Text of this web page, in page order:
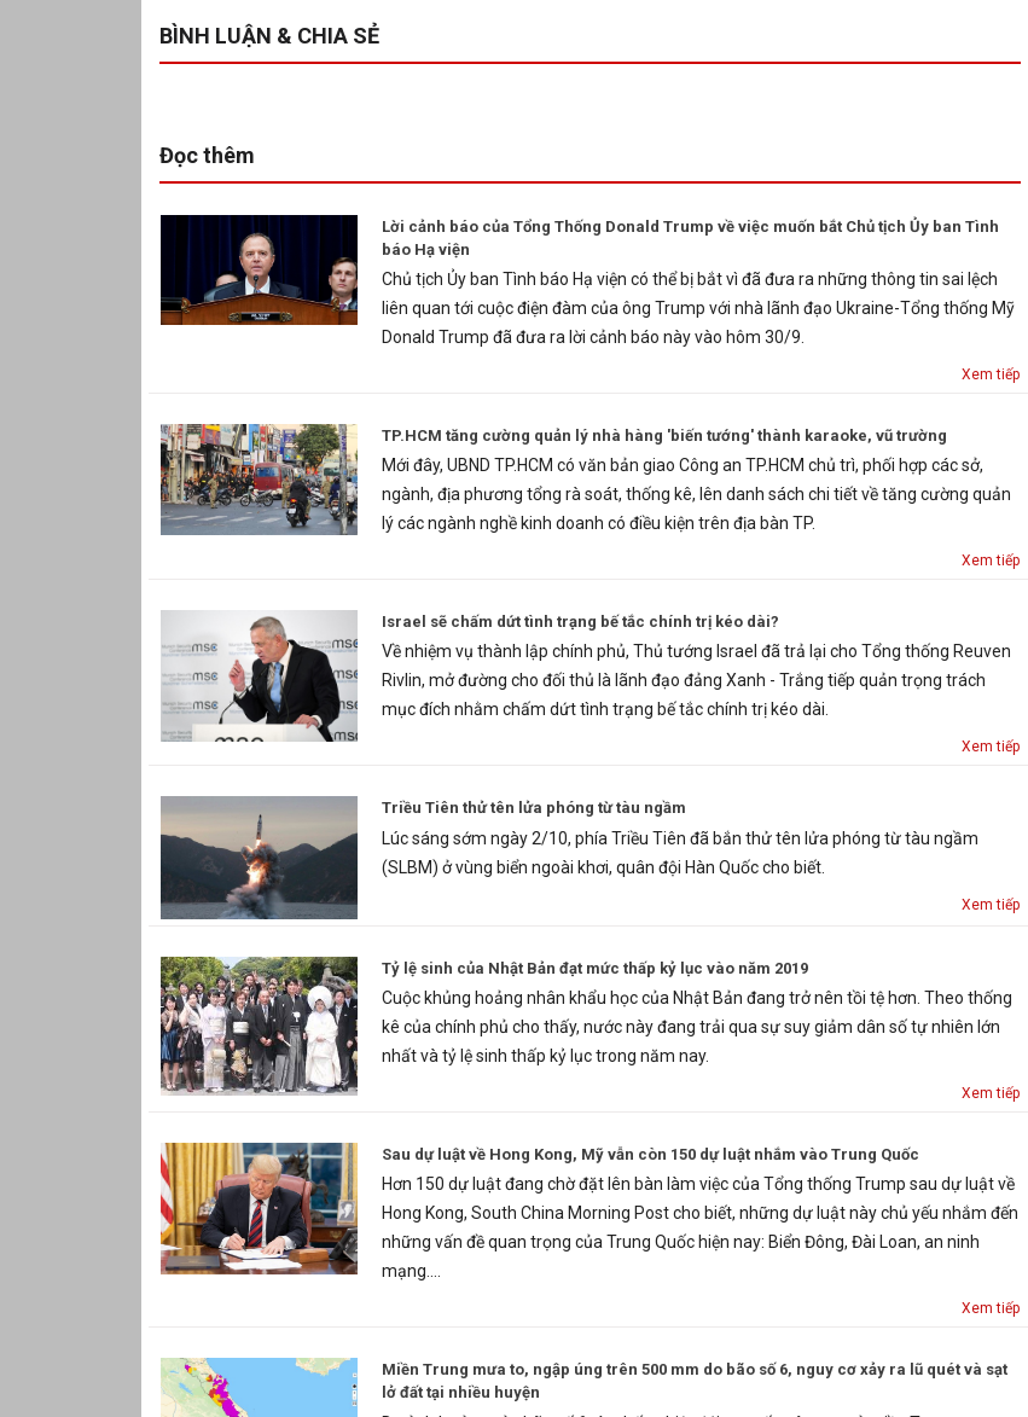
BÌNH LUẬN & CHIA SẺ
Đọc thêm
Lời cảnh báo của Tổng Thống Donald Trump về việc muốn bắt Chủ tịch Ủy ban Tình
báo Hạ viện
Chủ tịch Ủy ban Tình báo Hạ viện có thể bị bắt vì đã đưa ra những thông tin sai lệch
liên quan tới cuộc điện đàm của ông Trump với nhà lãnh đạo Ukraine-Tổng thống Mỹ
Donald Trump đã đưa ra lời cảnh báo này vào hôm 30/9.
Xem tiếp
TP.HCM tăng cường quản lý nhà hàng 'biến tướng' thành karaoke, vũ trường
Mới đây, UBND TP.HCM có văn bản giao Công an TP.HCM chủ trì, phối hợp các sở,
ngành, địa phương tổng rà soát, thống kê, lên danh sách chi tiết về tăng cường quản
lý các ngành nghề kinh doanh có điều kiện trên địa bàn TP.
Xem tiếp
Israel sẽ chấm dứt tình trạng bế tắc chính trị kéo dài?
Về nhiệm vụ thành lập chính phủ, Thủ tướng Israel đã trả lại cho Tổng thống Reuven
Rivlin, mở đường cho đối thủ là lãnh đạo đảng Xanh - Trắng tiếp quản trọng trách
mục đích nhằm chấm dứt tình trạng bế tắc chính trị kéo dài.
Xem tiếp
Triều Tiên thử tên lửa phóng từ tàu ngầm
Lúc sáng sớm ngày 2/10, phía Triều Tiên đã bắn thử tên lửa phóng từ tàu ngầm
(SLBM) ở vùng biển ngoài khơi, quân đội Hàn Quốc cho biết.
Xem tiếp
Tỷ lệ sinh của Nhật Bản đạt mức thấp kỷ lục vào năm 2019
Cuộc khủng hoảng nhân khẩu học của Nhật Bản đang trở nên tồi tệ hơn. Theo thống
kê của chính phủ cho thấy, nước này đang trải qua sự suy giảm dân số tự nhiên lớn
nhất và tỷ lệ sinh thấp kỷ lục trong năm nay.
Xem tiếp
Sau dự luật về Hong Kong, Mỹ vẫn còn 150 dự luật nhắm vào Trung Quốc
Hơn 150 dự luật đang chờ đặt lên bàn làm việc của Tổng thống Trump sau dự luật về
Hong Kong, South China Morning Post cho biết, những dự luật này chủ yếu nhắm đến
những vấn đề quan trọng của Trung Quốc hiện nay: Biển Đông, Đài Loan, an ninh
mạng....
Xem tiếp
Miền Trung mưa to, ngập úng trên 500 mm do bão số 6, nguy cơ xảy ra lũ quét và sạt
lở đất tại nhiều huyện